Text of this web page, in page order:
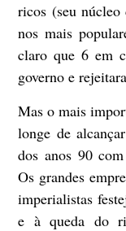
ricos (seu
nos mais
claro que 6 em
governo e
Mas o mais
longe de
dos anos 90
Os grandes
imperialistas
e à queda do